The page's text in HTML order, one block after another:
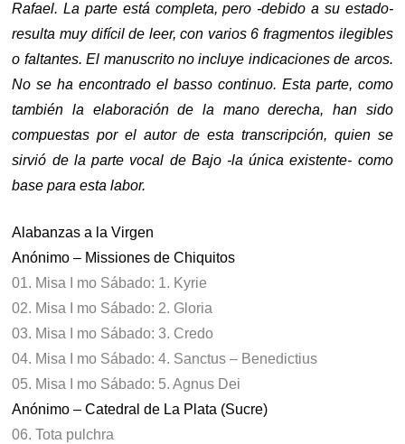
Rafael. La parte está completa, pero -debido a su estado-
resulta muy difícil de leer, con varios 6 fragmentos ilegibles
o faltantes. El manuscrito no incluye indicaciones de arcos.
No se ha encontrado el basso continuo. Esta parte, como
también la elaboración de la mano derecha, han sido
compuestas por el autor de esta transcripción, quien se
sirvió de la parte vocal de Bajo -la única existente- como
base para esta labor.
Alabanzas a la Virgen
Anónimo – Missiones de Chiquitos
01. Misa I mo Sábado: 1. Kyrie
02. Misa I mo Sábado: 2. Gloria
03. Misa I mo Sábado: 3. Credo
04. Misa I mo Sábado: 4. Sanctus – Benedictius
05. Misa I mo Sábado: 5. Agnus Dei
Anónimo – Catedral de La Plata (Sucre)
06. Tota pulchra